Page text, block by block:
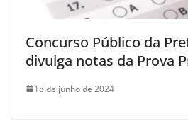
Concurso Público da
divulga notas da Prova
18 de junho de 2024